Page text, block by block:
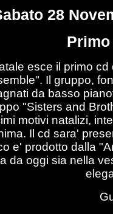
28
esce il primo
Il gruppo,
da basso
"Sisters and
motivi natalizi,
Il cd sara'
e' prodotto dalla
da oggi sia nella